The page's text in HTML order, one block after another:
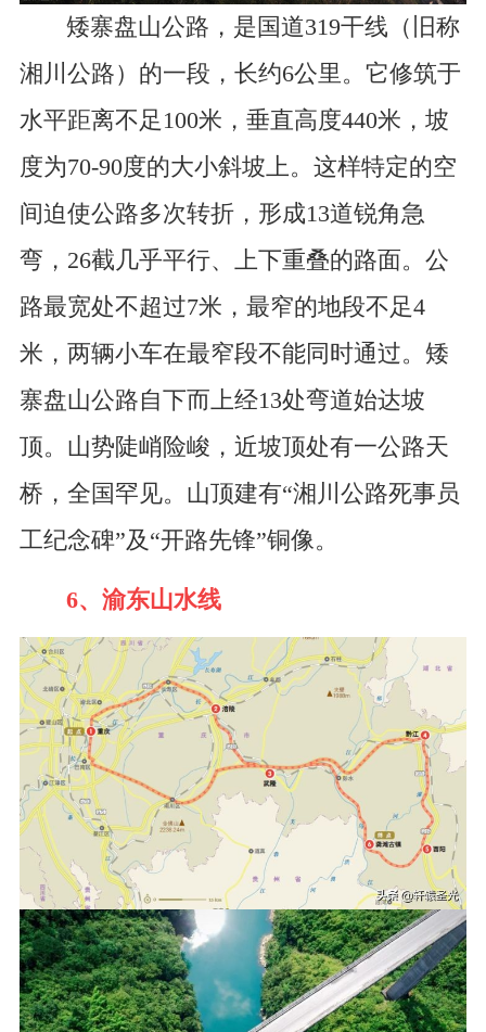
矮寨盘山公路，是国道319干线（旧称
湘川公路）的一段，长约6公里。它修筑于
水平距离不足100米，垂直高度440米，坡
度为70-90度的大小斜坡上。这样特定的空
间迫使公路多次转折，形成13道锐角急
弯，26截几乎平行、上下重叠的路面。公
路最宽处不超过7米，最窄的地段不足4
米，两辆小车在最窄段不能同时通过。矮
寨盘山公路自下而上经13处弯道始达坡
顶。山势陡峭险峻，近坡顶处有一公路天
桥，全国罕见。山顶建有“湘川公路死事员
工纪念碑”及“开路先锋”铜像。
6、渝东山水线